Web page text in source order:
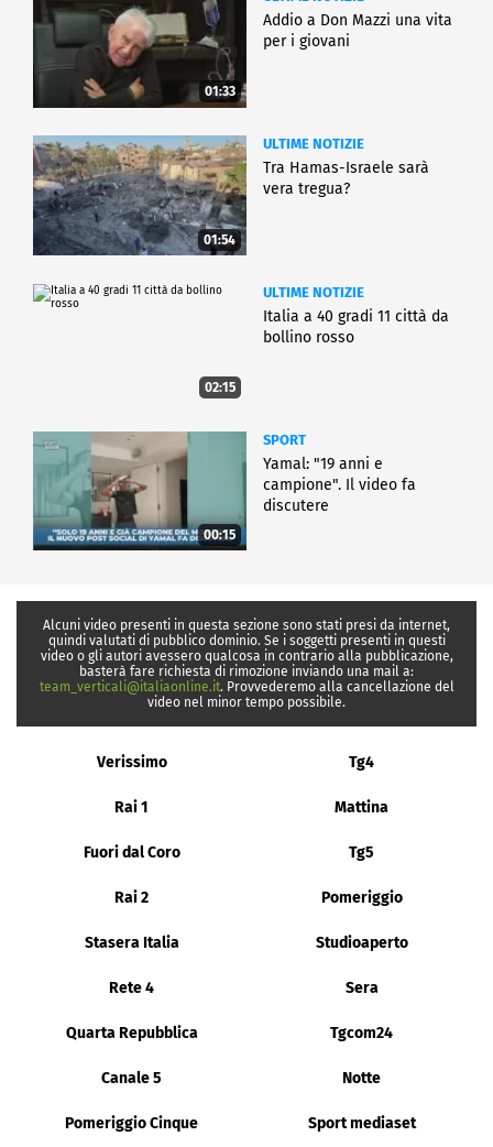
01:33
Addio a Don Mazzi una vita
per i giovani
01:54
ULTIME NOTIZIE
Tra Hamas-Israele sarà
vera tregua?
02:15
ULTIME NOTIZIE
Italia a 40 gradi 11 città da
bollino rosso
00:15
SPORT
Yamal: "19 anni e
campione". Il video fa
discutere
Alcuni video presenti in questa sezione sono stati presi da internet,
quindi valutati di pubblico dominio. Se i soggetti presenti in questi
video o gli autori avessero qualcosa in contrario alla pubblicazione,
basterà fare richiesta di rimozione inviando una mail a:
team_verticali@italiaonline.it. Provvederemo alla cancellazione del
video nel minor tempo possibile.
Verissimo Tg4
Rai 1 Mattina
Fuori dal Coro Tg5
Rai 2 Pomeriggio
Stasera Italia Studioaperto
Rete 4 Sera
Quarta Repubblica Tgcom24
Canale 5 Notte
Pomeriggio Cinque Sport mediaset